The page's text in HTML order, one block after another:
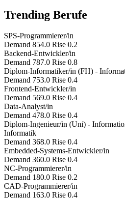
Trending Berufe
SPS-Programmierer/in
Demand 854.0 Rise 0.2
Backend-Entwickler/in
Demand 787.0 Rise 0.8
Diplom-Informatiker/in (FH) -
Demand 753.0 Rise 0.4
Frontend-Entwickler/in
Demand 569.0 Rise 0.4
Data-Analyst/in
Demand 478.0 Rise 0.4
Diplom-Ingenieur/in (Uni) -
Informatik
Demand 368.0 Rise 0.4
Embedded-Systems-Entwickler/in
Demand 360.0 Rise 0.4
NC-Programmierer/in
Demand 180.0 Rise 0.2
CAD-Programmierer/in
Demand 163.0 Rise 0.4